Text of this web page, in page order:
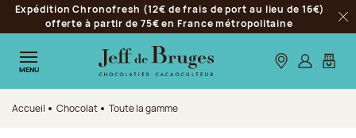
Aller à la navigation
Aller au contenu principal
Aller au pied de page
Expédition Chronofresh (12€ de frais de port au lieu de 16€)
offerte à partir de 75€ en France métropolitaine
MENU Nos boutiques
S’identifier
Mon
Accueil Chocolat Toute la gamme